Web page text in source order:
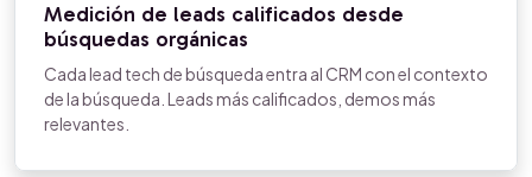
Medición de leads calificados desde
búsquedas orgánicas
Cada lead tech de búsqueda entra al CRM con el contexto
de la búsqueda. Leads más calificados, demos más
relevantes.